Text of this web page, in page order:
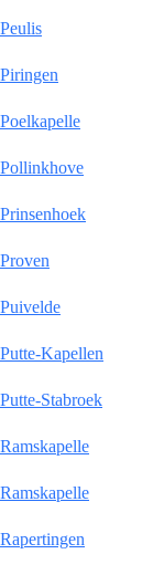
Peulis
Piringen
Poelkapelle
Pollinkhove
Prinsenhoek
Proven
Puivelde
Putte-Kapellen
Putte-Stabroek
Ramskapelle
Ramskapelle
Rapertingen